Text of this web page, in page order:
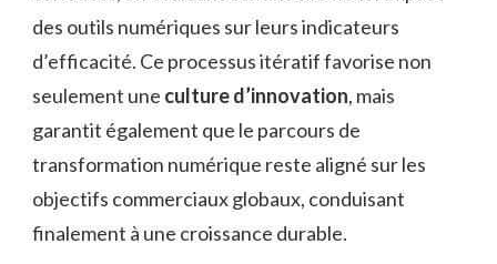
des outils numériques sur leurs indicateurs
d’efficacité. Ce processus itératif favorise non
seulement une culture d’innovation, mais
garantit également que le parcours de
transformation numérique reste aligné sur les
objectifs commerciaux globaux, conduisant
finalement à une croissance durable.